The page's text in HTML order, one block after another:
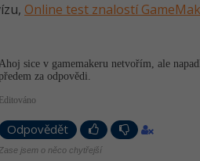
Online test znalostí
sice v gamemakeru netvořím, ale
předem za odpovědi.
Editováno
Odpovědět
Zase jsem o něco chytřejší